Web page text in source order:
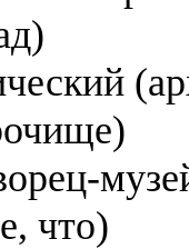
что)